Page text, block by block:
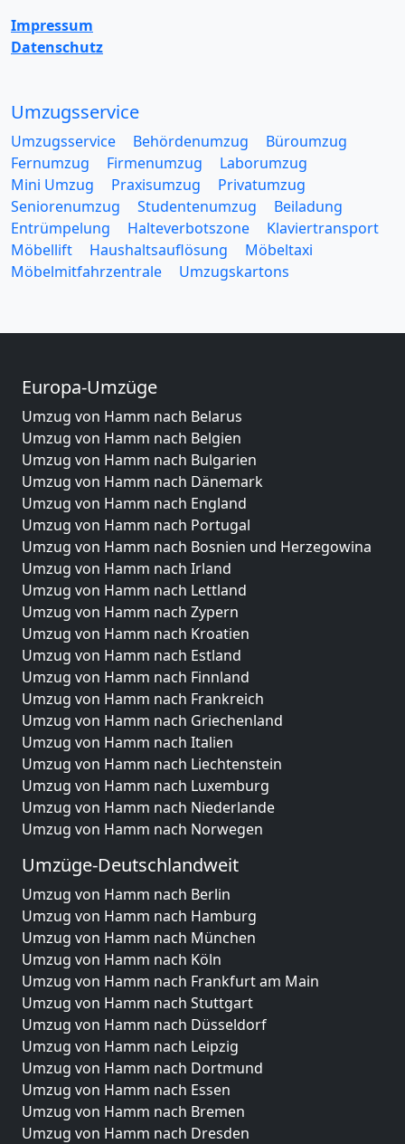
Impressum
Datenschutz
Umzugsservice
Umzugsservice Behördenumzug
Büroumzug
Fernumzug
Firmenumzug
Laborumzug
Mini Umzug
Praxisumzug
Privatumzug
Seniorenumzug
Studentenumzug
Beiladung
Entrümpelung
Halteverbotszone
Klaviertransport
Möbellift
Haushaltsauflösung
Möbeltaxi
Möbelmitfahrzentrale
Umzugskartons
Europa-Umzüge
Umzug von Hamm nach Belarus
Umzug von Hamm nach Belgien
Umzug von Hamm nach Bulgarien
Umzug von Hamm nach Dänemark
Umzug von Hamm nach England
Umzug von Hamm nach Portugal
Umzug von Hamm nach Bosnien und Herzegowina
Umzug von Hamm nach Irland
Umzug von Hamm nach Lettland
Umzug von Hamm nach Zypern
Umzug von Hamm nach Kroatien
Umzug von Hamm nach Estland
Umzug von Hamm nach Finnland
Umzug von Hamm nach Frankreich
Umzug von Hamm nach Griechenland
Umzug von Hamm nach Italien
Umzug von Hamm nach Liechtenstein
Umzug von Hamm nach Luxemburg
Umzug von Hamm nach Niederlande
Umzug von Hamm nach Norwegen
Umzüge-Deutschlandweit
Umzug von Hamm nach Berlin
Umzug von Hamm nach Hamburg
Umzug von Hamm nach München
Umzug von Hamm nach Köln
Umzug von Hamm nach Frankfurt am Main
Umzug von Hamm nach Stuttgart
Umzug von Hamm nach Düsseldorf
Umzug von Hamm nach Leipzig
Umzug von Hamm nach Dortmund
Umzug von Hamm nach Essen
Umzug von Hamm nach Bremen
Umzug von Hamm nach Dresden